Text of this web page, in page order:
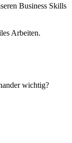
Business Skills
Arbeiten.
wichtig?